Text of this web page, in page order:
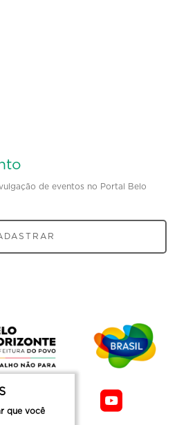
de eventos no Portal Belo
que você